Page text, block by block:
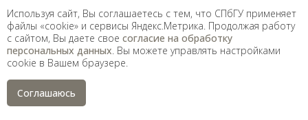
Дорогие друзья! Ветераны 8 ОРАП 8 Воздушной
Армии!
Боевых дней нам не забыть никогда!
Летчик 8 ОРАП 8 ВА,
затем ст. летчик- инспектор Воздушной АРМИИ
Сергейчев И.Г.
Используя сайт, Вы соглашаетесь с тем, что СПбГУ применяет
файлы «cookie» и сервисы Яндекс.Метрика. Продолжая работу
с сайтом, Вы даете свое согласие на обработку
персональных данных . Вы можете управлять настройками
cookie в Вашем браузере.
Соглашаюсь